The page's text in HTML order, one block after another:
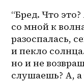
“Бред. Что
со мной к
разоспалась,
и пекло
но и не
слушаешь? А, а